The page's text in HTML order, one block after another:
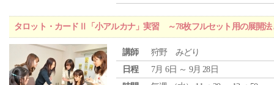
タロット・カードⅡ「小アルカナ」実習 ～78枚フルセット用の展開法
講師
狩野 みどり
日程
7月 6日 ～ 9月 28日